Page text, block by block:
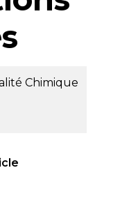
Chimique